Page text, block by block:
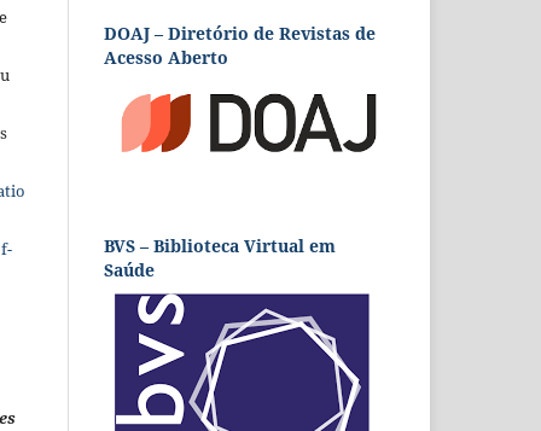
DOAJ – Diretório de Revistas de
Acesso Aberto
BVS – Biblioteca Virtual em
Saúde